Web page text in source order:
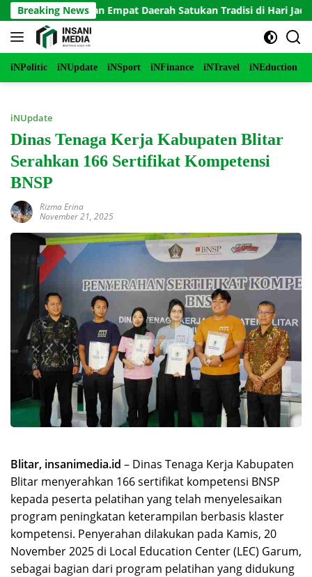
Langsung
ke
konten
Breaking News
Tiban Empat Daerah Satukan Tradisi di Hari Jadi ke-702
iNPolitic iNUpdate iNSport iNFinance iNTravel iNEduction
iNUpdate
Dinas Tenaga Kerja Kabupaten Blitar
Serahkan 166 Sertifikat Kompetensi
BNSP
Rizma Erina
November 21, 2025
Blitar, insanimedia.id – Dinas Tenaga Kerja Kabupaten
Blitar menyerahkan 166 sertifikat kompetensi BNSP
kepada peserta pelatihan yang telah menyelesaikan
program peningkatan keterampilan berbasis klaster
kompetensi. Penyerahan dilakukan pada Kamis, 20
November 2025 di Local Education Center (LEC) Garum,
sebagai bagian dari program pelatihan yang didukung